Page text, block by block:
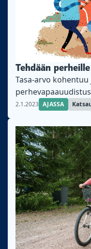
Tehdään
Tasa-arvo
käytäntöön. Tästä
2.1.2023 AJASSA